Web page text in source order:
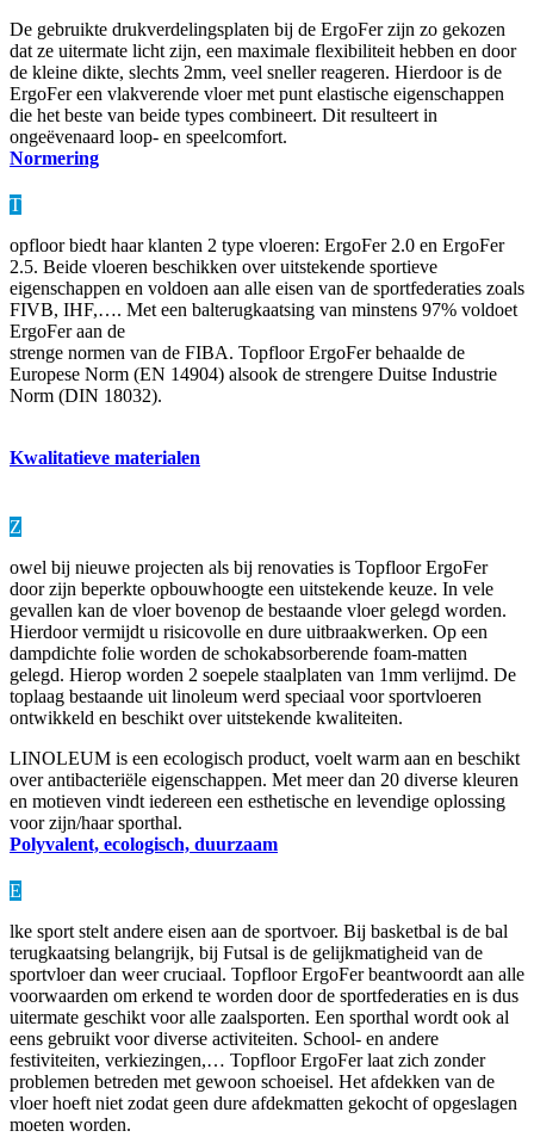
De gebruikte drukverdelingsplaten bij de ErgoFer zijn zo gekozen
dat ze uitermate licht zijn, een maximale flexibiliteit hebben en door
de kleine dikte, slechts 2mm, veel sneller reageren. Hierdoor is de
ErgoFer een vlakverende vloer met punt elastische eigenschappen
die het beste van beide types combineert. Dit resulteert in
ongeëvenaard loop- en speelcomfort.
Normering
T
opfloor biedt haar klanten 2 type vloeren: ErgoFer 2.0 en ErgoFer
2.5. Beide vloeren beschikken over uitstekende sportieve
eigenschappen en voldoen aan alle eisen van de sportfederaties zoals
FIVB, IHF,…. Met een balterugkaatsing van minstens 97% voldoet
ErgoFer aan de
strenge normen van de FIBA. Topfloor ErgoFer behaalde de
Europese Norm (EN 14904) alsook de strengere Duitse Industrie
Norm (DIN 18032).
Kwalitatieve materialen
Z
owel bij nieuwe projecten als bij renovaties is Topfloor ErgoFer
door zijn beperkte opbouwhoogte een uitstekende keuze. In vele
gevallen kan de vloer bovenop de bestaande vloer gelegd worden.
Hierdoor vermijdt u risicovolle en dure uitbraakwerken. Op een
dampdichte folie worden de schokabsorberende foam-matten
gelegd. Hierop worden 2 soepele staalplaten van 1mm verlijmd. De
toplaag bestaande uit linoleum werd speciaal voor sportvloeren
ontwikkeld en beschikt over uitstekende kwaliteiten.
LINOLEUM is een ecologisch product, voelt warm aan en beschikt
over antibacteriële eigenschappen. Met meer dan 20 diverse kleuren
en motieven vindt iedereen een esthetische en levendige oplossing
voor zijn/haar sporthal.
Polyvalent, ecologisch, duurzaam
E
lke sport stelt andere eisen aan de sportvoer. Bij basketbal is de bal
terugkaatsing belangrijk, bij Futsal is de gelijkmatigheid van de
sportvloer dan weer cruciaal. Topfloor ErgoFer beantwoordt aan alle
voorwaarden om erkend te worden door de sportfederaties en is dus
uitermate geschikt voor alle zaalsporten. Een sporthal wordt ook al
eens gebruikt voor diverse activiteiten. School- en andere
festiviteiten, verkiezingen,… TopfloorErgoFer laat zich zonder
problemen betreden met gewoon schoeisel. Het afdekken van de
vloer hoeft niet zodat geen dure afdekmatten gekocht of opgeslagen
moeten worden.